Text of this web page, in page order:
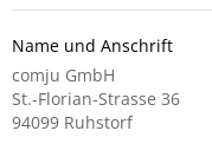
Name und Anschrift
comju GmbH
St.-Florian-Strasse 36
94099 Ruhstorf